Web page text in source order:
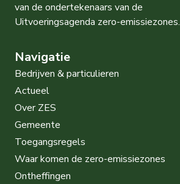
van de ondertekenaars van de
Uitvoeringsagenda zero-emissiezones.
Navigatie
Bedrijven & particulieren
Actueel
Over ZES
Gemeente
Toegangsregels
Waar komen de zero-emissiezones
Ontheffingen